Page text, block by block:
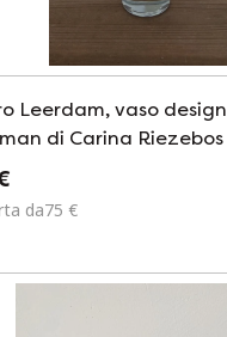
Leerdam, vaso design
di Carina Riezebos
da75 €